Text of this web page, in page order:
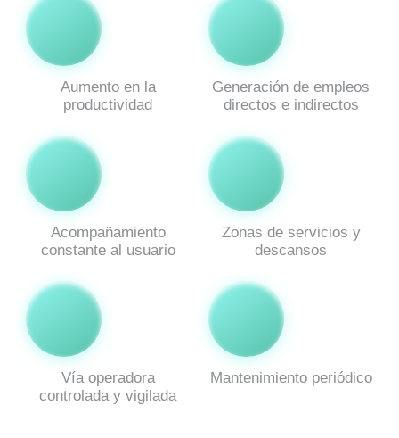
Aumento en la
productividad
Generación de empleos
directos e indirectos
Acompañamiento
constante al usuario
Zonas de servicios y
descansos
Vía operadora
controlada y vigilada
Mantenimiento periódico